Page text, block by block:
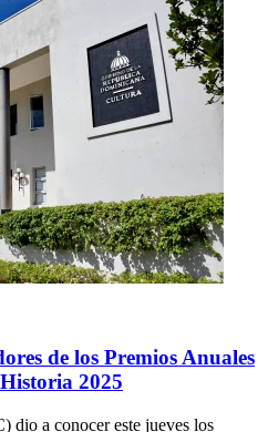
de los Premios Anuales
2025
a conocer este jueves los